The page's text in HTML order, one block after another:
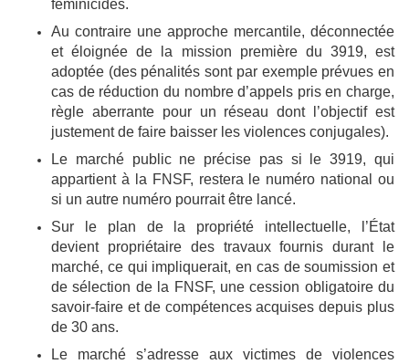
féminicides.
Au contraire une approche mercantile, déconnectée
et éloignée de la mission première du 3919, est
adoptée (des pénalités sont par exemple prévues en
cas de réduction du nombre d’appels pris en charge,
règle aberrante pour un réseau dont l’objectif est
justement de faire baisser les violences conjugales).
Le marché public ne précise pas si le 3919, qui
appartient à la FNSF, restera le numéro national ou
si un autre numéro pourrait être lancé.
Sur le plan de la propriété intellectuelle, l’État
devient propriétaire des travaux fournis durant le
marché, ce qui impliquerait, en cas de soumission et
de sélection de la FNSF, une cession obligatoire du
savoir-faire et de compétences acquises depuis plus
de 30 ans.
Le marché s’adresse aux victimes de violences